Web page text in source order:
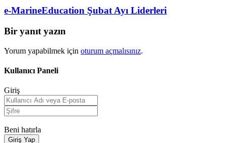
e-MarineEducation Şubat Ayı Liderleri
Bir yanıt yazın
Yorum yapabilmek için oturum açmalısınız.
Kullanıcı Paneli
Giriş
Beni hatırla